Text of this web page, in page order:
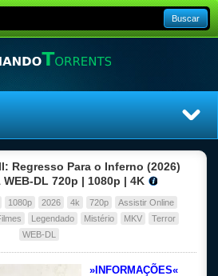
Buscar
Top Séries
Regresso Para o Inferno (2026)
DL 720p | 1080p | 4K
1080p 2026 4k 720p
Assistir Online
Legendado Mistério MKV
Terror
WEB-DL
»INFORMAÇÕES«